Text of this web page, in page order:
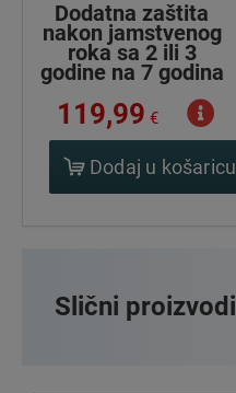
Dodatna zaštita
nakon jamstvenog
roka sa 2 ili 3
godine na 7 godina
119,99 €
Dodaj u košaricu
Slični proizvodi